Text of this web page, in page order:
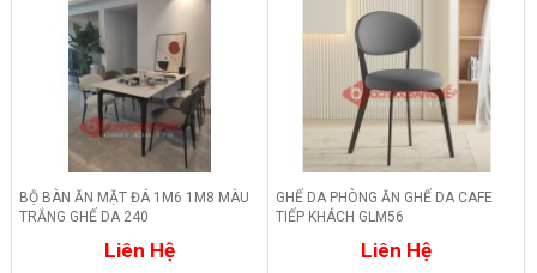
BỘ BÀN ĂN MẶT ĐÁ 1M6 1M8 MÀU
TRẮNG GHẾ DA 240
Liên Hệ
GHẾ DA PHÒNG ĂN GHẾ DA CAFE
TIẾP KHÁCH GLM56
Liên Hệ